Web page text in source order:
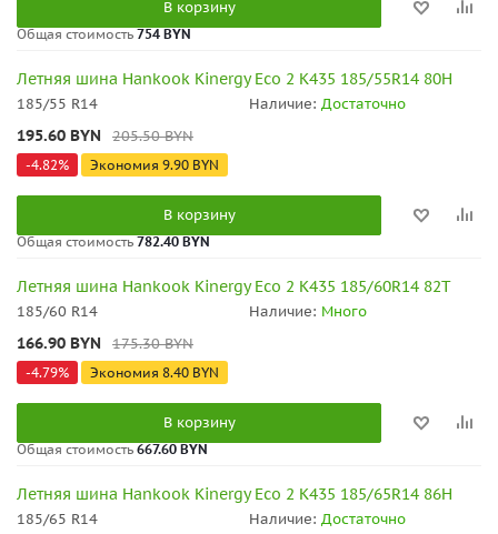
В корзину
Общая стоимость754 BYN
Летняя шина Hankook Kinergy Eco 2 K435 185/55R14 80H
185/55 R14 Наличие: Достаточно
195.60 BYN 205.50BYN
-4.82% Экономия 9.90 BYN
В корзину
Общая стоимость782.40 BYN
Летняя шина Hankook Kinergy Eco 2 K435 185/60R14 82T
185/60 R14 Наличие: Много
166.90 BYN 175.30BYN
-4.79% Экономия 8.40 BYN
В корзину
Общая стоимость 667.60 BYN
Летняя шина Hankook Kinergy Eco 2 K435 185/65R14 86H
185/65 R14 Наличие: Достаточно